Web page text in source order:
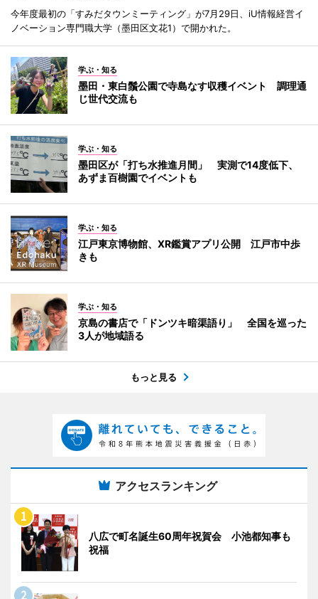
今年度最初の「すみだタウンミーティング」が7月29日、iU情報経営イ
ノベーション専門職大学（墨田区文花1）で開かれた。
学ぶ・知る
墨田・東白鬚公園で寺島なす収穫イベント 調理通
じ世代交流も
学ぶ・知る
墨田区が「打ち水推進月間」 実測で14度低下、
あずま百樹園でイベントも
学ぶ・知る
江戸東京博物館、XR鑑賞アプリ公開 江戸市中歩
きも
学ぶ・知る
京島の書店で「ドンツキ暗渠語り」 全国を巡った
3人が地域語る
もっと見る
アクセスランキング
八広で町名誕生60周年祝賀会 小池都知事も
祝福